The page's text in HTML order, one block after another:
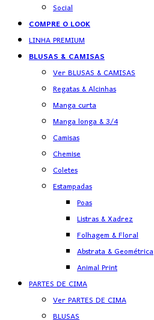
Social
COMPRE O LOOK
LINHA PREMIUM
BLUSAS & CAMISAS
Ver BLUSAS & CAMISAS
Regatas & Alcinhas
Manga curta
Manga longa & 3/4
Camisas
Chemise
Coletes
Estampadas
Poas
Listras & Xadrez
Folhagem & Floral
Abstrata & Geométrica
Animal Print
PARTES DE CIMA
Ver PARTES DE CIMA
BLUSAS